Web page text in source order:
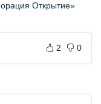
Открытие»
2 0